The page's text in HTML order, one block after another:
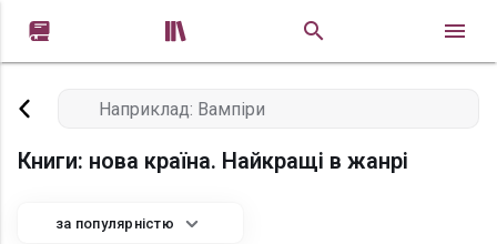
 
Книги: нова країна. Найкращі в жанрі
за популярністю